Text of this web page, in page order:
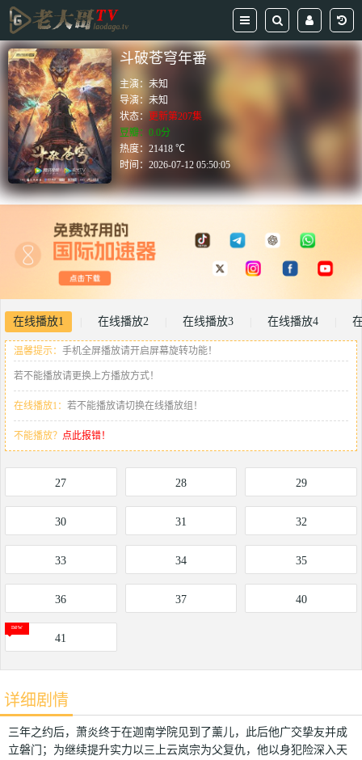
斗破苍穹年番
主演：未知
导演：未知
状态： 更新第207集
豆瓣：0.0分
热度：21418 ℃
时间：2026-07-12 05:50:05
在线播放1 在线播放2 在线播放3 在线播放4
温馨提示： 手机全屏播放请开启屏幕旋转功能！
若不能播放请更换上方播放方式！
在线播放1： 若不能播放请切换在线播放组！
不能播放？ 点此报错！
27 28 29
30 31 32
33 34 35
36 37 40
41
详细剧情
三年之约后，萧炎终于在迦南学院见到了薰儿，此后他广交挚友并成
立磐门；为继续提升实力以三上云岚宗为父复仇，他以身犯险深入天